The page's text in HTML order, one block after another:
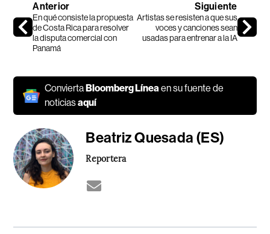
Anterior
En qué consiste la propuesta
de Costa Rica para resolver
la disputa comercial con
Panamá
Siguiente
Artistas se resisten a que sus
voces y canciones sean
usadas para entrenar a la IA
Convierta Bloomberg Líneaen su fuente de
noticiasaquí
Beatriz Quesada (ES)
Reportera